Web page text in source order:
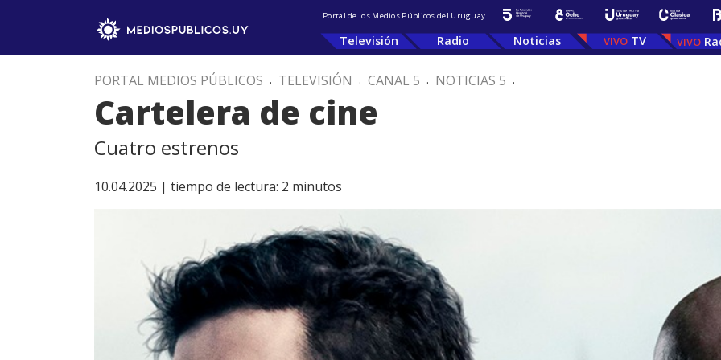
Portal de los Medios Públicos del Uruguay
Televisión Radio Noticias TV
PORTAL MEDIOS PÚBLICOS . TELEVISIÓN . CANAL 5 . NOTICIAS 5 .
Cartelera de cine
Cuatro estrenos
10.04.2025 | tiempo de lectura: 2 minutos